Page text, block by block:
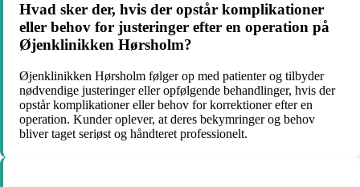
Hvad sker der, hvis der opstår komplikationer
eller behov for justeringer efter en operation på
Øjenklinikken Hørsholm?
Øjenklinikken Hørsholm følger op med patienter og tilbyder
nødvendige justeringer eller opfølgende behandlinger, hvis der
opstår komplikationer eller behov for korrektioner efter en
operation. Kunder oplever, at deres bekymringer og behov
bliver taget seriøst og håndteret professionelt.